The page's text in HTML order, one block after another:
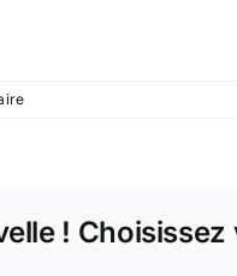
! Choisissez